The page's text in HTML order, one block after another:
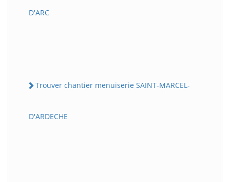
D'ARC
Trouver chantier menuiserie SAINT-MARCEL-
D'ARDECHE